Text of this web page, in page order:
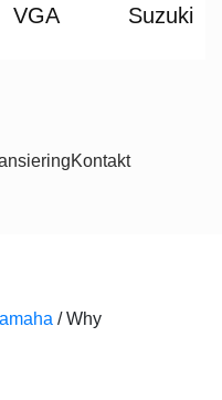
VGA Suzuki
Kontakt
/Why